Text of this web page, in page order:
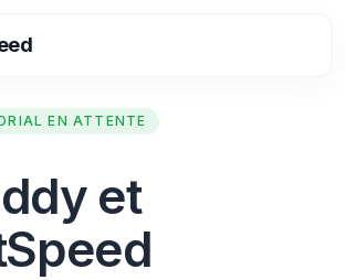
EN ATTENTE
et